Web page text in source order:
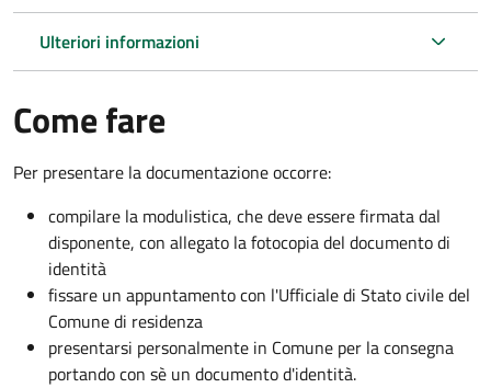
Ulteriori informazioni
Come fare
Per presentare la documentazione occorre:
compilare la modulistica, che deve essere firmata dal
disponente, con allegato la fotocopia del documento di
identità
fissare un appuntamento con l'Ufficiale di Stato civile del
Comune di residenza
presentarsi personalmente in Comune per la consegna
portando con sè un documento d'identità.